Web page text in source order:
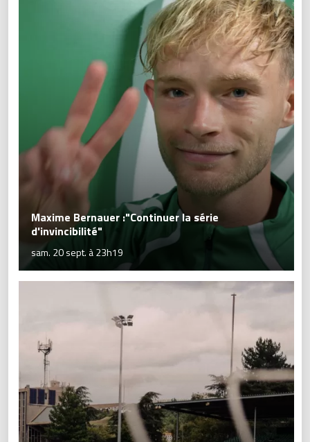
Maxime Bernauer :"Continuer la série
d'invincibilité"
sam. 20 sept. à 23h19